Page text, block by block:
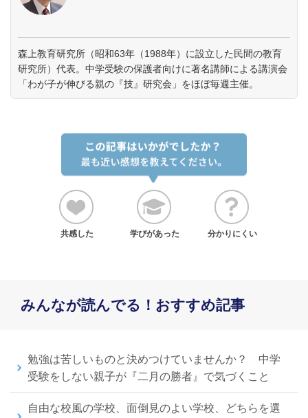
森上教育研究所（昭和63年（1988年）に設立した民間の教育
研究所）代表。中学受験の保護者向けに著名講師による講演会
「わが子が伸びる親の『技』研究会」をほぼ毎週主催。
共感した 学びがあった 分かりにくい
みんなが読んでる！おすすめ記事
勉強は苦しいものと決めつけていませんか？ 中学
受験をしない親子が『二月の勝者』で気づくこと
自由な校風の学校、面倒見のよい学校、どちらを選